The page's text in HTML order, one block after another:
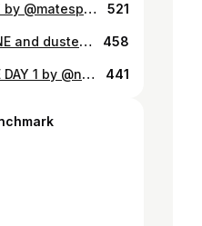
#WRN24 DAY 1 VIBEZ by @matesproc 📸 521
WOW 💥 Day 1 is DONE and dusted! Peep the first snippets from the magic we created. You had a blast, and we’re hyped to do it all again tonight. See you soon! Photos by @katerina_sobickova_photography 458
#WRN24 BACKSTAGE DAY 1 by @natytheninja 441